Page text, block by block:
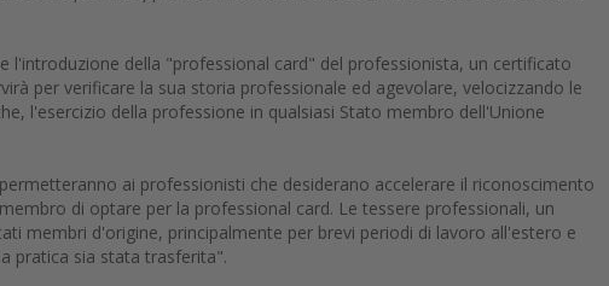
l'introduzione della "professional card" del professionista, un certificato
per verificare la sua storia professionale ed agevolare, velocizzando le
l'esercizio della professione in qualsiasi Stato membro dell'Unione
ai professionisti che desiderano accelerare il riconoscimento
di optare per la professional card. Le tessere professionali, un
membri d'origine, principalmente per brevi periodi di lavoro all'estero e
pratica sia stata trasferita".